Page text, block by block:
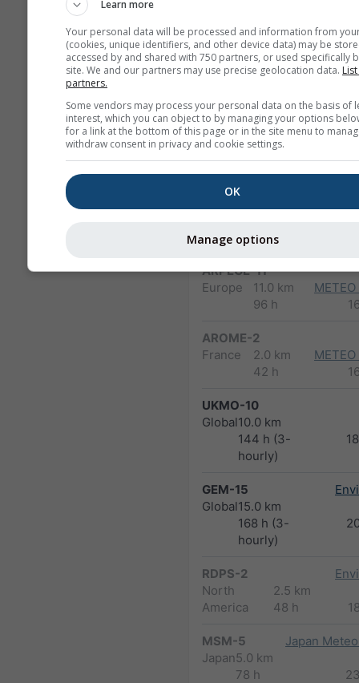
HRRR-2
North America 3.0 km
FV3-5
Alaska
5.0 km
48 h
ARPEGE-25
hourly)
ARPEGE-11
Europe
11.0 km
96 h
AROME-2
France
2.0 km
42 h
UKMO-10
Global10.0 km
144 h (3-
hourly)
GEM-15
Global15.0 km
168 h (3-
hourly)
RDPS-2
North
America
2.5 km
48 h
MSM-5
Japan5.0 km
78 h
Japan
Learn more
Your personal data will be processed and information from
(cookies, unique identifiers, and other device data) may be
accessed by and shared with 750 partners, or used specifically
site. We and our partners may use precise geolocation data.
partners.
Some vendors may process your personal data on the basis of
interest, which you can object to by managing your options
for a link at the bottom of this page or in the site menu to
withdraw consent in privacy and cookie settings.
OK
Manage options